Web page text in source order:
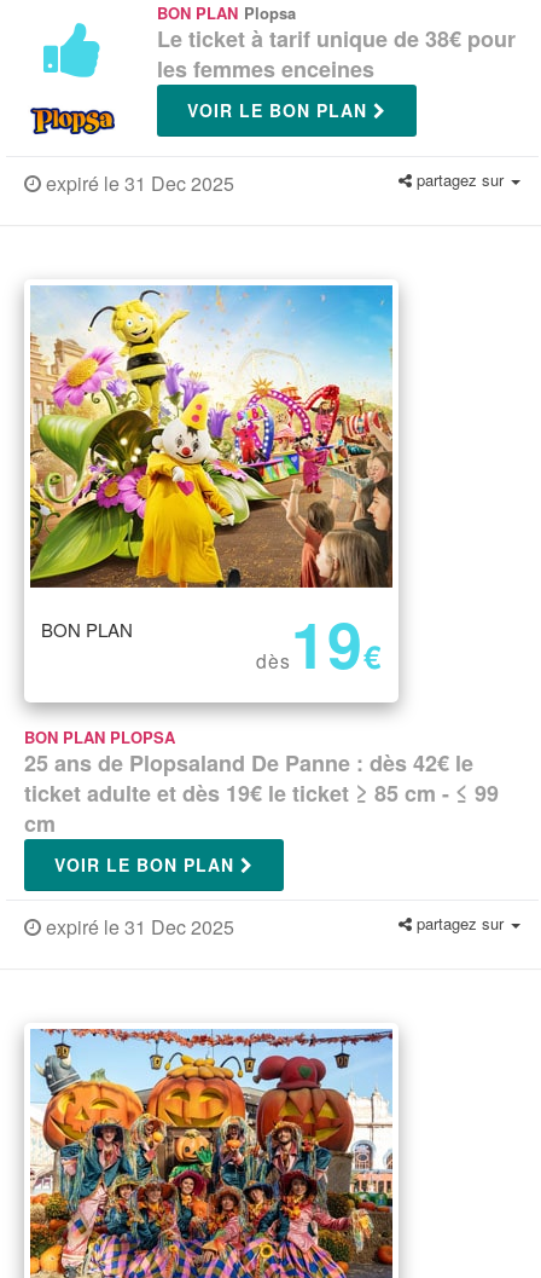
BON PLAN Plopsa
Le ticket à tarif unique de 38€ pour
les femmes enceines
VOIR LE BON PLAN
expiré le 31 Dec 2025 partagez sur
BON PLAN
dès 19€
BON PLAN PLOPSA
25 ans de Plopsaland De Panne : dès 42€ le
ticket adulte et dès 19€ le ticket ≥ 85 cm - ≤ 99
cm
VOIR LE BON PLAN
expiré le 31 Dec 2025 partagez sur